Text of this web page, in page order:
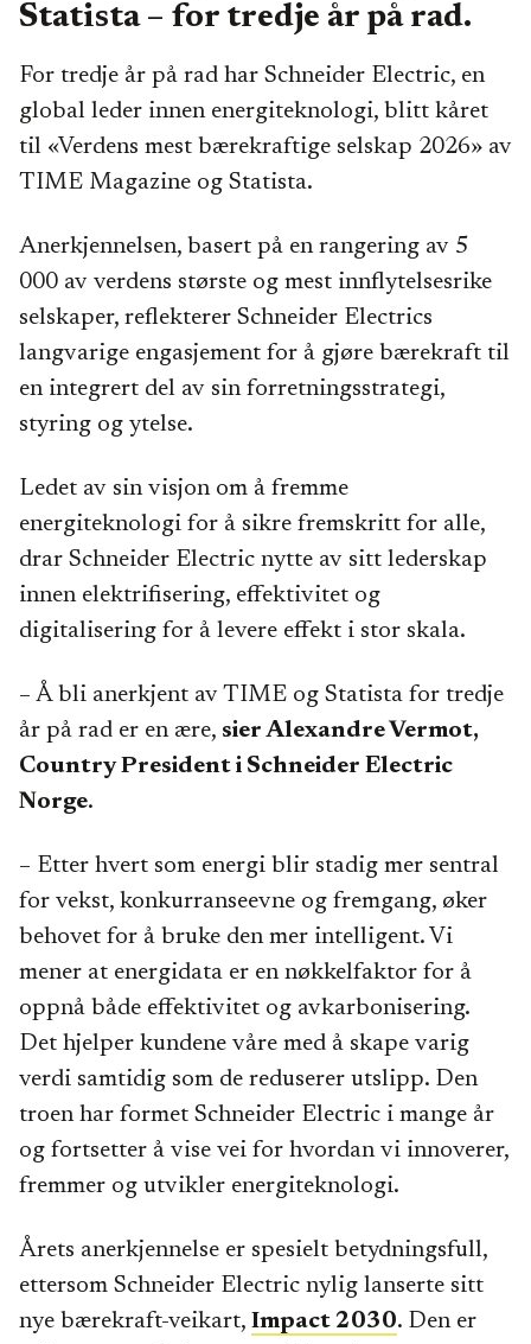
Statista – for tredje år på rad.
For tredje år på rad har Schneider Electric, en
global leder innen energiteknologi, blitt kåret
til «Verdens mest bærekraftige selskap 2026» av
TIME Magazine og Statista.
Anerkjennelsen, basert på en rangering av 5
000 av verdens største og mest innflytelsesrike
selskaper, reflekterer Schneider Electrics
langvarige engasjement for å gjøre bærekraft til
en integrert del av sin forretningsstrategi,
styring og ytelse.
Ledet av sin visjon om å fremme
energiteknologi for å sikre fremskritt for alle,
drar Schneider Electric nytte av sitt lederskap
innen elektrifisering, effektivitet og
digitalisering for å levere effekt i stor skala.
– Å bli anerkjent av TIME og Statista for tredje
år på rad er en ære, sier Alexandre Vermot,
Country President i Schneider Electric
Norge.
– Etter hvert som energi blir stadig mer sentral
for vekst, konkurranseevne og fremgang, øker
behovet for å bruke den mer intelligent. Vi
mener at energidata er en nøkkelfaktor for å
oppnå både effektivitet og avkarbonisering.
Det hjelper kundene våre med å skape varig
verdi samtidig som de reduserer utslipp. Den
troen har formet Schneider Electric i mange år
og fortsetter å vise vei for hvordan vi innoverer,
fremmer og utvikler energiteknologi.
Årets anerkjennelse er spesielt betydningsfull,
ettersom Schneider Electric nylig lanserte sitt
nye bærekraft-veikart, Impact 2030. Den er